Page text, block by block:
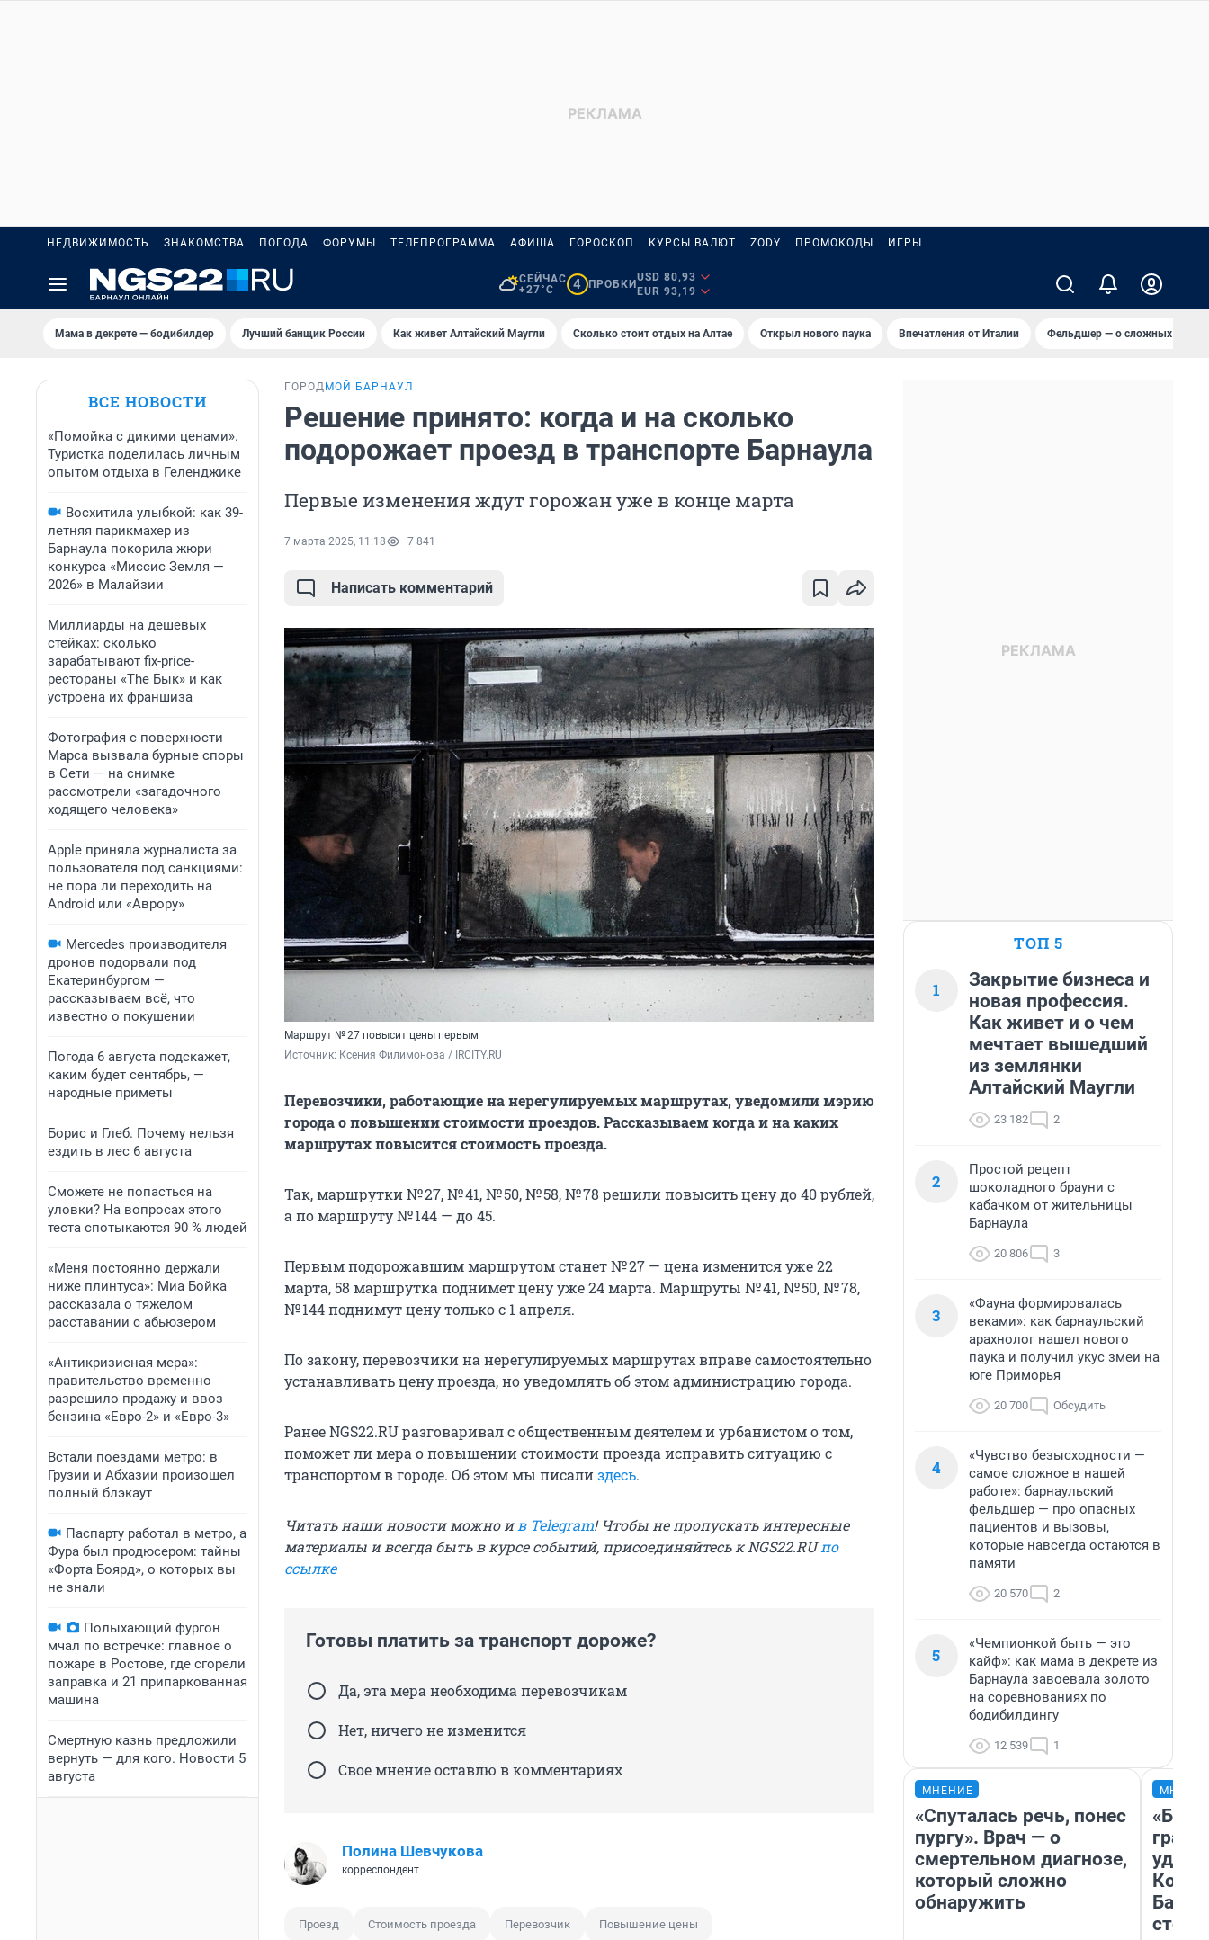
НЕДВИЖИМОСТЬ ЗНАКОМСТВА ПОГОДА ФОРУМЫ ТЕЛЕПРОГРАММА АФИША ГОРОСКОП КУРСЫ ВАЛЮТ ZODY ПРОМОКОДЫ ИГРЫ
СЕЙЧАС
+27°C
4 ПРОБКИ
USD 80,93
EUR 93,19
Мама в декрете — бодибилдер Лучший банщик России Как живет Алтайский Маугли Сколько стоит отдых на Алтае Открыл нового паука Впечатления от Италии Фельдшер — о сложных
ВСЕ НОВОСТИ
«Помойка с дикими ценами».
Туристка поделилась личным
опытом отдыха в Геленджике
Восхитила улыбкой: как 39-
летняя парикмахер из
Барнаула покорила жюри
конкурса «Миссис Земля —
2026» в Малайзии
Миллиарды на дешевых
стейках: сколько
зарабатывают fix-price-
рестораны «The Бык» и как
устроена их франшиза
Фотография с поверхности
Марса вызвала бурные споры
в Сети — на снимке
рассмотрели «загадочного
ходящего человека»
Apple приняла журналиста за
пользователя под санкциями:
не пора ли переходить на
Android или «Аврору»
Mercedes производителя
дронов подорвали под
Екатеринбургом —
рассказываем всё, что
известно о покушении
Погода 6 августа подскажет,
каким будет сентябрь, —
народные приметы
Борис и Глеб. Почему нельзя
ездить в лес 6 августа
Сможете не попасться на
уловки? На вопросах этого
теста спотыкаются 90 % людей
«Меня постоянно держали
ниже плинтуса»: Миа Бойка
рассказала о тяжелом
расставании с абьюзером
«Антикризисная мера»:
правительство временно
разрешило продажу и ввоз
бензина «Евро-2» и «Евро-3»
Встали поездами метро: в
Грузии и Абхазии произошел
полный блэкаут
Паспарту работал в метро, а
Фура был продюсером: тайны
«Форта Боярд», о которых вы
не знали
Полыхающий фургон
мчал по встречке: главное о
пожаре в Ростове, где сгорели
заправка и 21 припаркованная
машина
Смертную казнь предложили
вернуть — для кого. Новости 5
августа
ГОРОД МОЙ БАРНАУЛ
Решение принято: когда и на сколько
подорожает проезд в транспорте Барнаула
Первые изменения ждут горожан уже в конце марта
7 марта 2025, 11:18 7 841
Написать комментарий
Маршрут № 27 повысит цены первым
Источник: Ксения Филимонова / IRCITY.RU
Перевозчики, работающие на нерегулируемых маршрутах, уведомили мэрию
города о повышении стоимости проездов. Рассказываем когда и на каких
маршрутах повысится стоимость проезда.
Так, маршрутки № 27, № 41, № 50, № 58, № 78 решили повысить цену до 40 рублей,
а по маршруту № 144 — до 45.
Первым подорожавшим маршрутом станет № 27 — цена изменится уже 22
марта, 58 маршрутка поднимет цену уже 24 марта. Маршруты № 41, № 50, № 78,
№ 144 поднимут цену только с 1 апреля.
По закону, перевозчики на нерегулируемых маршрутах вправе самостоятельно
устанавливать цену проезда, но уведомлять об этом администрацию города.
Ранее NGS22.RU разговаривал с общественным деятелем и урбанистом о том,
поможет ли мера о повышении стоимости проезда исправить ситуацию с
транспортом в городе. Об этом мы писализдесь.
Читать наши новости можно и в Telegram! Чтобы не пропускать интересные
материалы и всегда быть в курсе событий, присоединяйтесь к NGS22.RUпо
ссылке
Готовы платить за транспорт дороже?
Да, эта мера необходима перевозчикам
Нет, ничего не изменится
Свое мнение оставлю в комментариях
Полина Шевчукова
корреспондент
Проезд Стоимость проезда Перевозчик Повышение цены
ТОП 5
1
Закрытие бизнеса и
новая профессия.
Как живет и о чем
мечтает вышедший
из землянки
Алтайский Маугли
23 182 2
2
Простой рецепт
шоколадного брауни с
кабачком от жительницы
Барнаула
20 806 3
3
«Фауна формировалась
веками»: как барнаульский
арахнолог нашел нового
паука и получил укус змеи на
юге Приморья
20 700 Обсудить
4
«Чувство безысходности —
самое сложное в нашей
работе»: барнаульский
фельдшер — про опасных
пациентов и вызовы,
которые навсегда остаются в
памяти
20 570 2
5
«Чемпионкой быть — это
кайф»: как мама в декрете из
Барнаула завоевала золото
на соревнованиях по
бодибилдингу
12 539 1
МНЕНИЕ
«Спуталась речь, понес
пургу». Врач — о
смертельном диагнозе,
который сложно
обнаружить